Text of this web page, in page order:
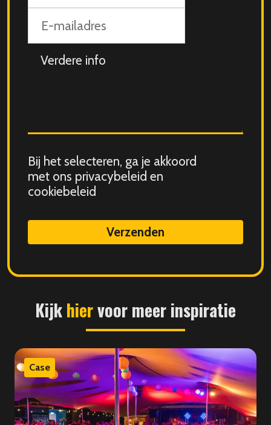
mailadres
Aanvullende
info
Consent
for
storing
data
Bij het selecteren, ga je akkoord
met ons privacybeleid en
cookiebeleid
Kijkhiervoor meer inspiratie
Case